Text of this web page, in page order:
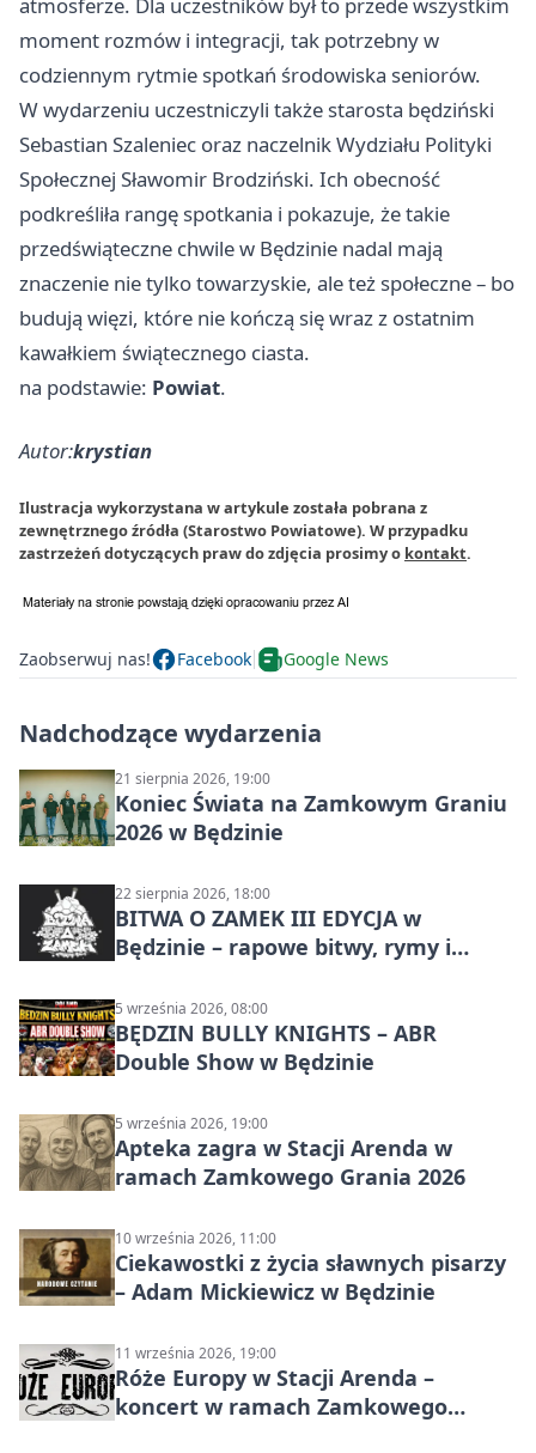
moment rozmów i integracji, tak potrzebny w
codziennym rytmie spotkań środowiska seniorów.
W wydarzeniu uczestniczyli także starosta będziński
Sebastian Szaleniec oraz naczelnik Wydziału Polityki
Społecznej Sławomir Brodziński. Ich obecność
podkreśliła rangę spotkania i pokazuje, że takie
przedświąteczne chwile w Będzinie nadal mają
znaczenie nie tylko towarzyskie, ale też społeczne – bo
budują więzi, które nie kończą się wraz z ostatnim
kawałkiem świątecznego ciasta.
na podstawie: Powiat.
Autor:krystian
Ilustracja wykorzystana w artykule została pobrana z
zewnętrznego źródła (Starostwo Powiatowe). W przypadku
zastrzeżeń dotyczących praw do zdjęcia prosimy o kontakt.
Zaobserwuj nas! Facebook Google News
Nadchodzące wydarzenia
21 sierpnia 2026, 19:00
Koniec Świata na Zamkowym Graniu
2026 w Będzinie
22 sierpnia 2026, 18:00
BITWA O ZAMEK III EDYCJA w
Będzinie – rapowe bitwy, rymy i
5 września 2026, 08:00
BĘDZIN BULLY KNIGHTS – ABR
Double Show w Będzinie
5 września 2026, 19:00
Apteka zagra w Stacji Arenda w
ramach Zamkowego Grania 2026
10 września 2026, 11:00
Ciekawostki z życia sławnych pisarzy
– Adam Mickiewicz w Będzinie
11 września 2026, 19:00
Róże Europy w Stacji Arenda –
koncert w ramach Zamkowego